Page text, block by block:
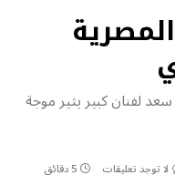
لفنان كبير يثير موجة
لا توجد تعليقات 5 دقائق